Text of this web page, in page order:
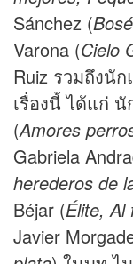
Sánchez (
Varona (Cielo
Ruiz รวมถึงนั
เรื่องนี้ ได้แก่
(Amores
Gabriela
herederos de
Béjar (Élite, Al
Javier